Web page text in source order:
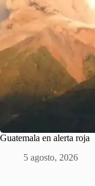
Guatemala en alerta roja
5 agosto, 2026